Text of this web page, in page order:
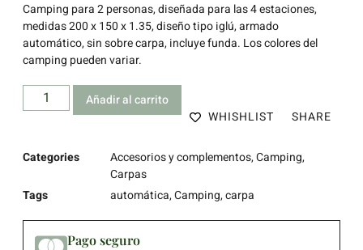
Camping para 2 personas, diseñada para las 4 estaciones,
medidas 200 x 150 x 1.35, diseño tipo iglú, armado
automático, sin sobre carpa, incluye funda. Los colores del
camping pueden variar.
Añadir al carrito
WHISHLIST
SHARE
Categories Accesorios y complementos,Camping,
Carpas
Tags
automática,Camping,carpa
Pago seguro